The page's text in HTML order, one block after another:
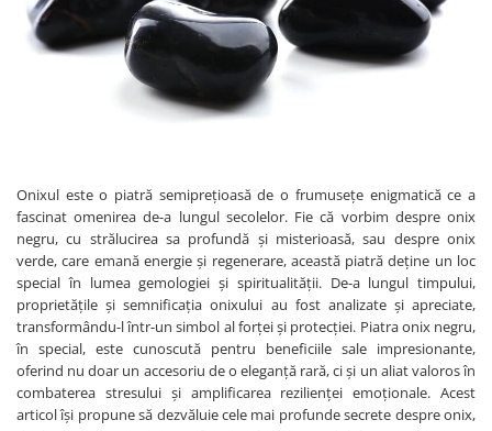
Bijuterii cuart fumuriu
Bijuterii cuart roz
Bijuterii cuart rutilat si incolor
Bijuterii iolit
Bijuterii jad
Bijuterii jasp
Bijuterii labradorit
Bijuterii lapis lazuli
Bijuterii larimar
Bijuterii malachit
Cercei argint cu granat
Cercei argint cu opal
Cercei argint cu carneol
Cercei argint cu ochi de tigru
Cercei argint cu malachit
Cercei argint cu peridot
Cercei argint cu perle
Cercei argint cu topaz
Onixul este o piatră semiprețioasă de o frumusețe enigmatică ce a
fascinat omenirea de-a lungul secolelor. Fie că vorbim despre onix
negru, cu strălucirea sa profundă și misterioasă, sau despre onix
verde, care emană energie și regenerare, această piatră deține un loc
special în lumea gemologiei și spiritualității. De-a lungul timpului,
proprietățile și semnificația onixului au fost analizate și apreciate,
transformându-l într-un simbol al forței și protecției. Piatra onix negru,
în special, este cunoscută pentru beneficiile sale impresionante,
oferind nu doar un accesoriu de o eleganță rară, ci și un aliat valoros în
combaterea stresului și amplificarea rezilienței emoționale. Acest
articol își propune să dezvăluie cele mai profunde secrete despre onix,